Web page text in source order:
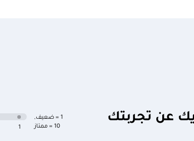
عن تجربتك
1 = ضعيف
,
10 = ممتاز
1